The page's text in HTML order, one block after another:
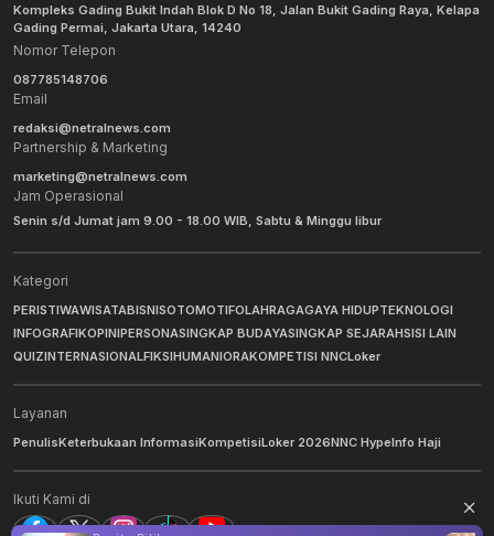
Kompleks Gading Bukit Indah Blok D No 18, Jalan Bukit Gading Raya, Kelapa
Gading Permai, Jakarta Utara, 14240
Nomor Telepon
087785148706
Email
redaksi@netralnews.com
Partnership & Marketing
marketing@netralnews.com
Jam Operasional
Senin s/d Jumat jam 9.00 - 18.00 WIB, Sabtu & Minggu libur
Kategori
PERISTIWAWISATABISNISOTOMOTIFOLAHRAGAGAYA HIDUPTEKNOLOGI
INFOGRAFIKOPINIPERSONASINGKAP BUDAYASINGKAP SEJARAHSISI LAIN
QUIZINTERNASIONALFIKSIHUMANIORAKOMPETISI NNCLoker
Layanan
PenulisKeterbukaan InformasiKompetisiLoker 2026NNC HypeInfo Haji
Ikuti Kami di